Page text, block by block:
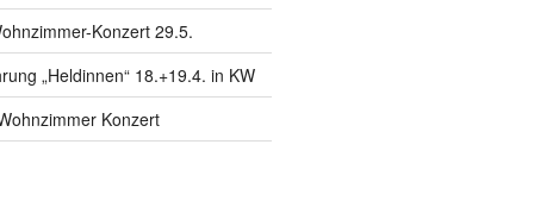
Konzert 29.5.
„Heldinnen“ 18.+19.4. in KW
Konzert